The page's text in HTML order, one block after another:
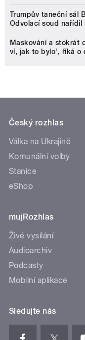
Trumpův taneční sál
Odvolací soud nařídil
Maskování a stokrát
ví, jak to bylo‘, říká o
Český rozhlas
Válka na Ukrajině
Komunální volby
Stanice
eShop
mujRozhlas
Živé vysílání
Audioarchiv
Podcasty
Mobilní aplikace
Sledujte nás